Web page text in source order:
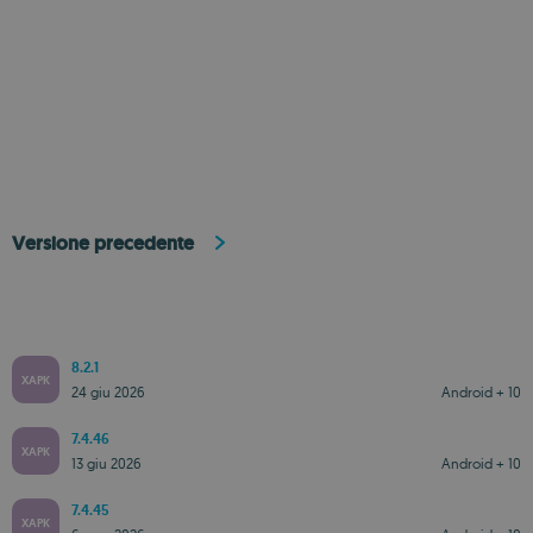
Versione precedente
XAPK
8.2.1
Android + 10
24 giu 2026
XAPK
7.4.46
Android + 10
13 giu 2026
XAPK
7.4.45